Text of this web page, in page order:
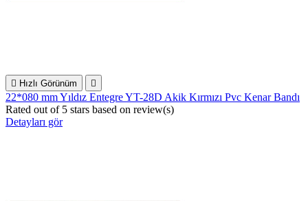
 Hızlı Görünüm 
22*080 mm Yıldız Entegre YT-28D Akik Kırmızı Pvc Kenar Bandı
Rated out of 5 stars based on review(s)
Detayları gör